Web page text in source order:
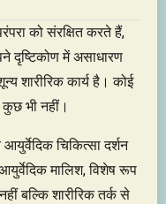
को संरक्षित करते हैं,
दृष्टिकोण में असाधारण
शारीरिक कार्य है। कोई
कुछ भी नहीं।
चिकित्सा दर्शन
मालिश, विशेष रूप
बल्कि शारीरिक तर्क से